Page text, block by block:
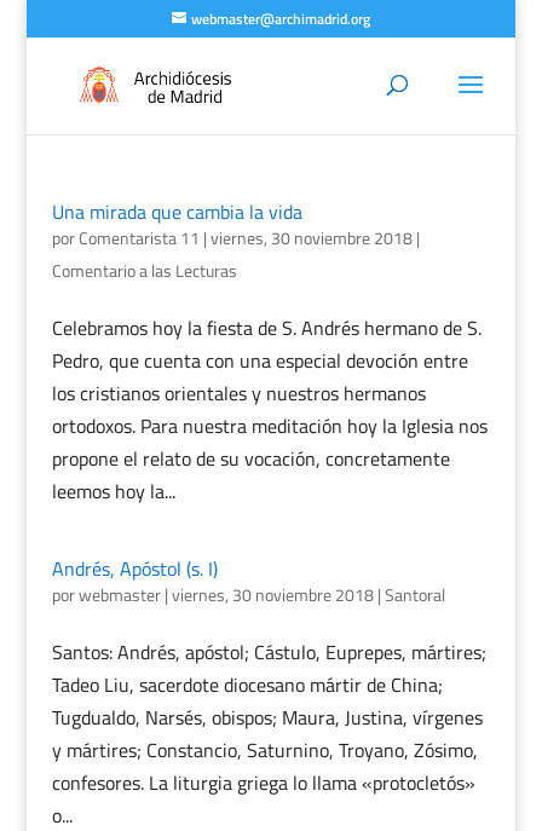
webmaster@archimadrid.org
Una mirada que cambia la vida
porComentarista 11 |viernes, 30 noviembre 2018|
Comentario a las Lecturas
Celebramos hoy la fiesta de S. Andrés hermano de S.
Pedro, que cuenta con una especial devoción entre
los cristianos orientales y nuestros hermanos
ortodoxos. Para nuestra meditación hoy la Iglesia nos
propone el relato de su vocación, concretamente
leemos hoy la...
Andrés, Apóstol (s. I)
porwebmaster|viernes, 30 noviembre 2018|Santoral
Santos: Andrés, apóstol; Cástulo, Euprepes, mártires;
Tadeo Liu, sacerdote diocesano mártir de China;
Tugdualdo, Narsés, obispos; Maura, Justina, vírgenes
y mártires; Constancio, Saturnino, Troyano, Zósimo,
confesores. La liturgia griega lo llama «protocletós»
o...